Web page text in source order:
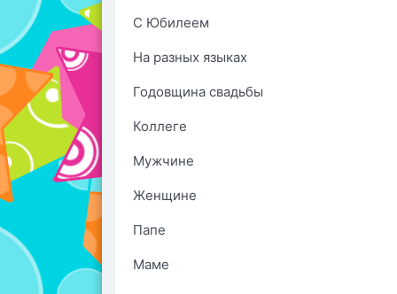
С Юбилеем
На разных языках
Годовщина свадьбы
Коллеге
Мужчине
Женщине
Папе
Маме